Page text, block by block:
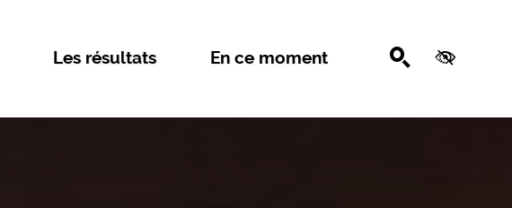
Les résultats En ce moment Recherche